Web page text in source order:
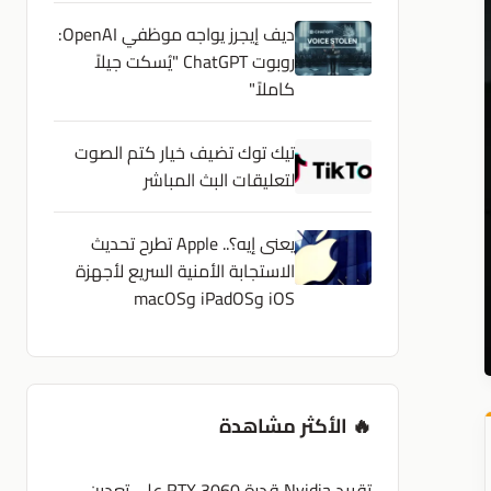
ديف إيجرز يواجه موظفي OpenAI:
روبوت ChatGPT "يُسكت جيلاً
كاملاً"
تيك توك تضيف خيار كتم الصوت
لتعليقات البث المباشر
يعنى إيه؟.. Apple تطرح تحديث
الاستجابة الأمنية السريع لأجهزة
iOS وiPadOS وmacOS
🔥 الأكثر مشاهدة